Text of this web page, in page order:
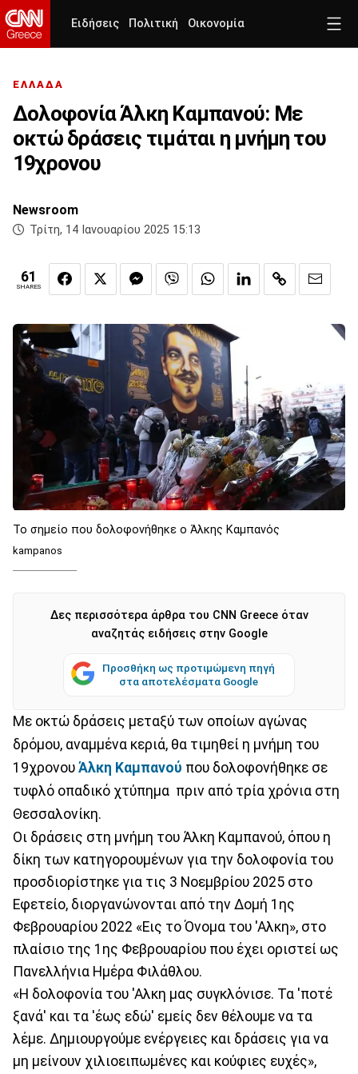
Ειδήσεις Πολιτική Οικονομία
ΕΛΛΑΔΑ
Δολοφονία Άλκη Καμπανού: Με
οκτώ δράσεις τιμάται η μνήμη του
19χρονου
Newsroom
Τρίτη, 14 Ιανουαρίου 2025 15:13
61
SHARES
Το σημείο που δολοφονήθηκε ο Άλκης Καμπανός
kampanos
Δες περισσότερα άρθρα του CNN Greece όταν
αναζητάς ειδήσεις στην Google
Προσθήκη ως προτιμώμενη πηγή
στα αποτελέσματα Google
Με οκτώ δράσεις μεταξύ των οποίων αγώνας
δρόμου, αναμμένα κεριά, θα τιμηθεί η μνήμη του
19χρονου Άλκη Καμπανού που δολοφονήθηκε σε
τυφλό οπαδικό χτύπημα πριν από τρία χρόνια στη
Θεσσαλονίκη.
Οι δράσεις στη μνήμη του Άλκη Καμπανού, όπου η
δίκη των κατηγορουμένων για την δολοφονία του
προσδιορίστηκε για τις 3 Νοεμβρίου 2025 στο
Εφετείο, διοργανώνονται από την Δομή 1ης
Φεβρουαρίου 2022 «Εις το Όνομα του 'Αλκη», στο
πλαίσιο της 1ης Φεβρουαρίου που έχει οριστεί ως
Πανελλήνια Ημέρα Φιλάθλου.
«Η δολοφονία του 'Αλκη μας συγκλόνισε. Τα 'ποτέ
ξανά' και τα 'έως εδώ' εμείς δεν θέλουμε να τα
λέμε. Δημιουργούμε ενέργειες και δράσεις για να
μη μείνουν χιλιοειπωμένες και κούφιες ευχές»,